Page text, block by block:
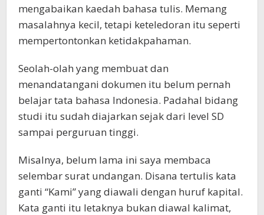
mengabaikan kaedah bahasa tulis. Memang
masalahnya kecil, tetapi keteledoran itu seperti
mempertontonkan ketidakpahaman.
Seolah-olah yang membuat dan
menandatangani dokumen itu belum pernah
belajar tata bahasa Indonesia. Padahal bidang
studi itu sudah diajarkan sejak dari level SD
sampai perguruan tinggi.
Misalnya, belum lama ini saya membaca
selembar surat undangan. Disana tertulis kata
ganti “Kami” yang diawali dengan huruf kapital.
Kata ganti itu letaknya bukan diawal kalimat,